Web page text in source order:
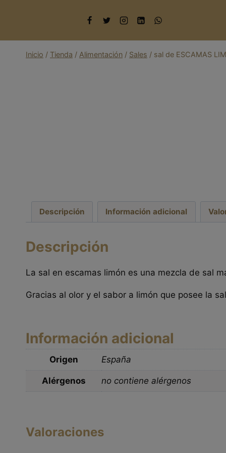
Inicio / Tienda / Alimentación / Sales / sal de ESCAMAS
Descripción Información adicional
Descripción
La sal en escamas limón es una mezcla de sal
Gracias al olor y el sabor a limón que posee la
Información adicional
Origen España
Alérgenos no contiene alérgenos
Valoraciones